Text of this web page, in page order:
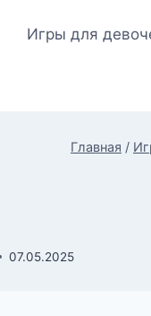
Игры для
Главная /
07.05.2025